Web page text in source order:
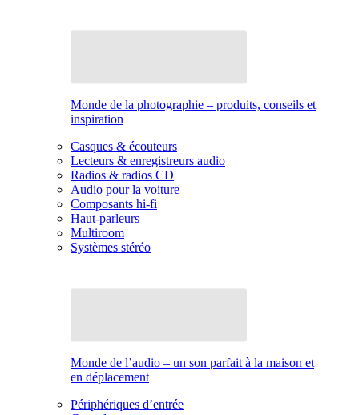
Monde de la photographie – produits, conseils et
inspiration
Casques & écouteurs
Lecteurs & enregistreurs audio
Radios & radios CD
Audio pour la voiture
Composants hi-fi
Haut-parleurs
Multiroom
Systèmes stéréo
Monde de l’audio – un son parfait à la maison et
en déplacement
Périphériques d’entrée